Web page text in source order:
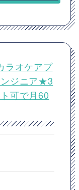
ラオケアプ
ンジニア★3
可で月60